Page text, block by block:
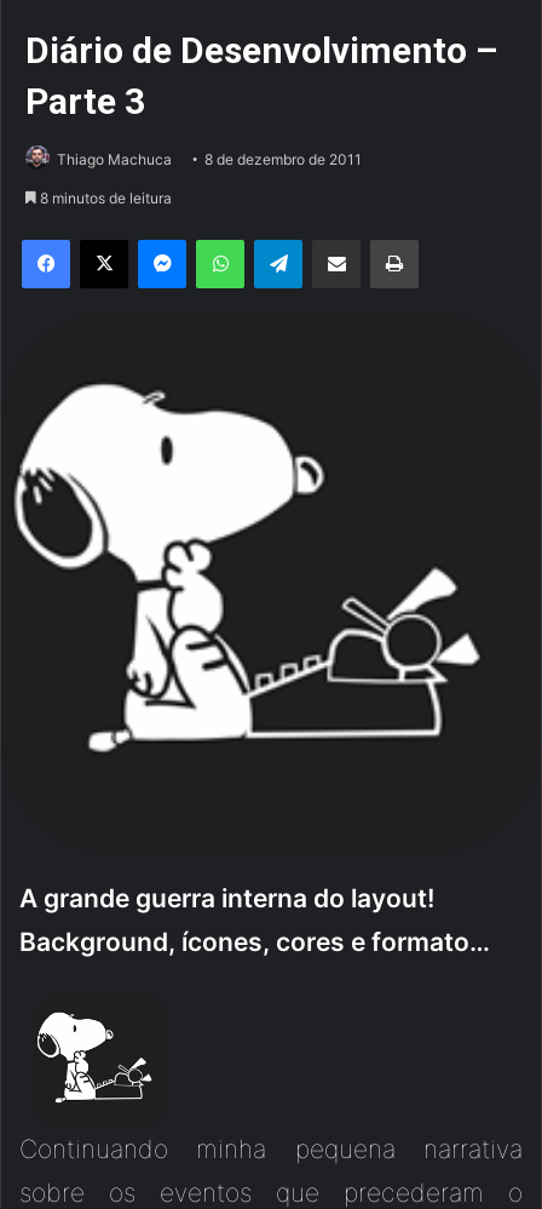
Diário de Desenvolvimento –
Parte 3
Thiago Machuca 8 de dezembro de 2011
8 minutos de leitura
A grande guerra interna do layout!
Background, ícones, cores e formato…
Continuando minha pequena narrativa
sobre os eventos que precederam o